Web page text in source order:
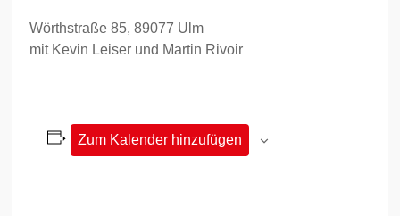
Wörthstraße 85, 89077 Ulm
mit Kevin Leiser und Martin Rivoir
Zum Kalender hinzufügen